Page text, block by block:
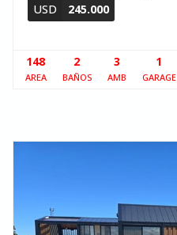
USD 245.000
148
AREA
2
BAÑOS
3
AMB
1
GARAGE